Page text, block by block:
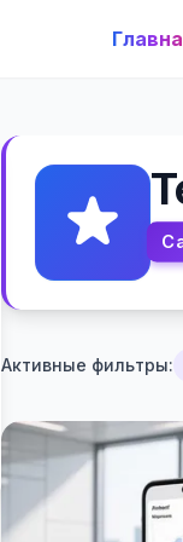
Активные фильтры: